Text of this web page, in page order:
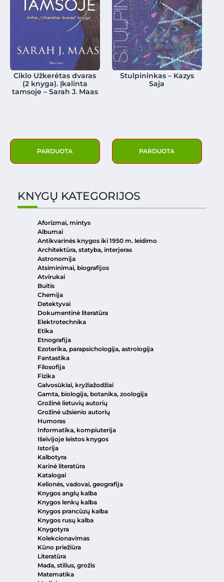
Ciklo Užkerėtas dvaras
(2 knyga). Įkalinta
tamsoje – Sarah J. Maas
PARDUOTA
Stulpininkas – Kazys
Saja
PARDUOTA
KNYGŲ KATEGORIJOS
Aforizmai, mintys
Albumai
Antikvarinės knygos iki 1950 m. leidimo
Architektūra, statyba, interjeras
Astronomija
Atsiminimai, biografijos
Atvirukai
Buitis
Chemija
Detektyvai
Dokumentinė literatūra
Elektrotechnika
Etika
Etnografija
Ezoterika, parapsichologija, astrologija
Fantastika
Filosofija
Fizika
Galvosūkiai, kryžiažodžiai
Gamta, biologija, botanika, zoologija
Grožinė lietuvių autorių
Grožinė užsienio autorių
Humoras
Informatika, kompiuterija
Išeivijoje leistos knygos
Istorija
Kalbotyra
Karinė literatūra
Katalogai
Kelionės, vadovai, geografija
Knygos anglų kalba
Knygos lenkų kalba
Knygos prancūzų kalba
Knygos rusų kalba
Knygotyra
Kolekcionavimas
Kūno priežiūra
Literatūra
Mada, stilius, grožis
Matematika